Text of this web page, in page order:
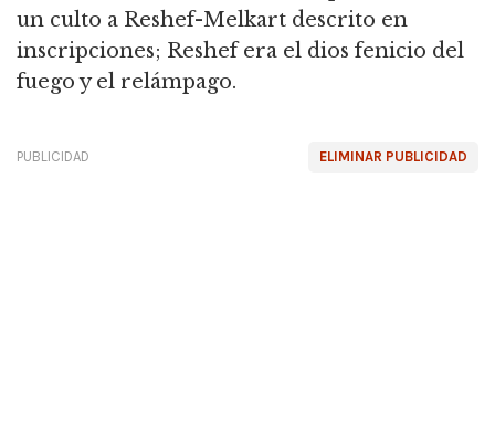
un culto a Reshef-Melkart descrito en
inscripciones; Reshef era el dios fenicio del
fuego y el relámpago.
ELIMINAR PUBLICIDAD
PUBLICIDAD